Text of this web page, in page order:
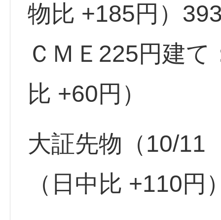
物比 +185円）
ＣＭＥ225円建
比 +60円）
大証先物（10/
（日中比 +110円